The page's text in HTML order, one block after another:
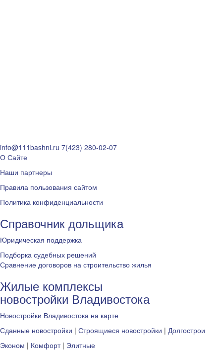
info@111bashni.ru 7(423) 280-02-07
О Сайте
Наши партнеры
Правила пользования сайтом
Политика конфиденциальности
Справочник дольщика
Юридическая поддержка
Подборка судебных решений
Сравнение договоров на строительство жилья
Жилые комплексы
новостройки Владивостока
Новостройки Владивостока на карте
Сданные новостройки | Строящиеся новостройки | Долгострои
Эконом | Комфорт| Элитные